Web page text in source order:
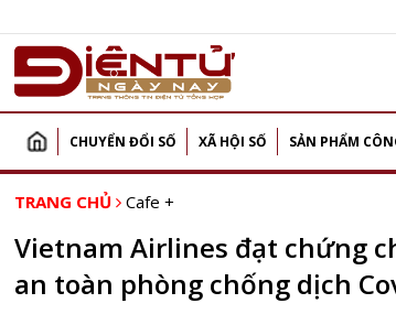
CHUYỂN ĐỔI SỐ XÃ HỘI SỐ SẢN PHẨM
TRANG CHỦ Cafe +
Vietnam Airlines đạt chứng
an toàn phòng chống dịch